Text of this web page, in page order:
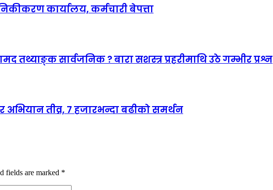
कार्यालय, कर्मचारी बेपत्ता
तथ्याङ्क सार्वजनिक ? बारा सशस्त्र प्रहरीमाथि उठे गम्भीर प्रश्न
तीव्र, ७ हजारभन्दा बढीको समर्थन
fields are marked *